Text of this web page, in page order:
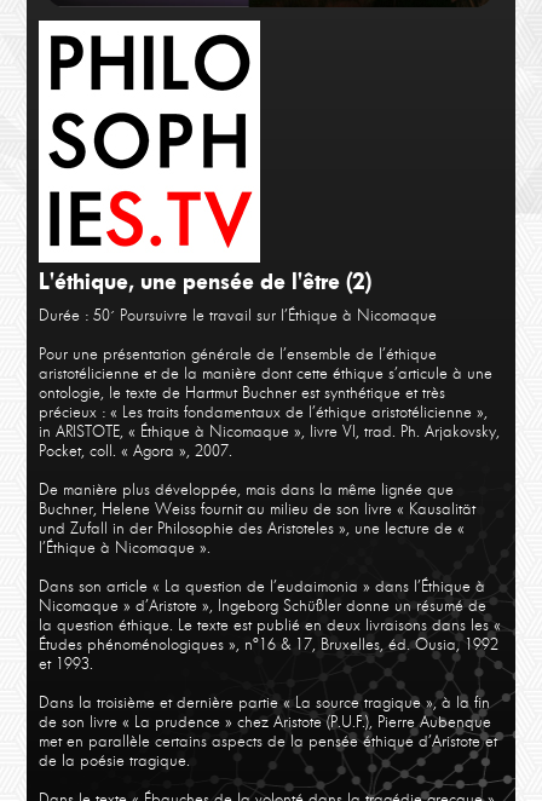
Hadrien France-Lanord
Cours 1 - 1ère partie
L'éthique, une pensée de l'être (2)
Durée : 50´ Poursuivre le travail sur l’Éthique à Nicomaque
Pour une présentation générale de l’ensemble de l’éthique
aristotélicienne et de la manière dont cette éthique s’articule à une
ontologie, le texte de Hartmut Buchner est synthétique et très
précieux : « Les traits fondamentaux de l’éthique aristotélicienne »,
in ARISTOTE, « Éthique à Nicomaque », livre VI, trad. Ph. Arjakovsky,
Pocket, coll. « Agora », 2007.
De manière plus développée, mais dans la même lignée que
Buchner, Helene Weiss fournit au milieu de son livre « Kausalität
und Zufall in der Philosophie des Aristoteles », une lecture de «
l’Éthique à Nicomaque ».
Dans son article « La question de l’eudaimonia » dans l’Éthique à
Nicomaque » d’Aristote », Ingeborg Schüßler donne un résumé de
la question éthique. Le texte est publié en deux livraisons dans les «
Études phénoménologiques », n°16 & 17, Bruxelles, éd. Ousia, 1992
et 1993.
Dans la troisième et dernière partie « La source tragique », à la fin
de son livre « La prudence » chez Aristote (P.U.F.), Pierre Aubenque
met en parallèle certains aspects de la pensée éthique d’Aristote et
de la poésie tragique.